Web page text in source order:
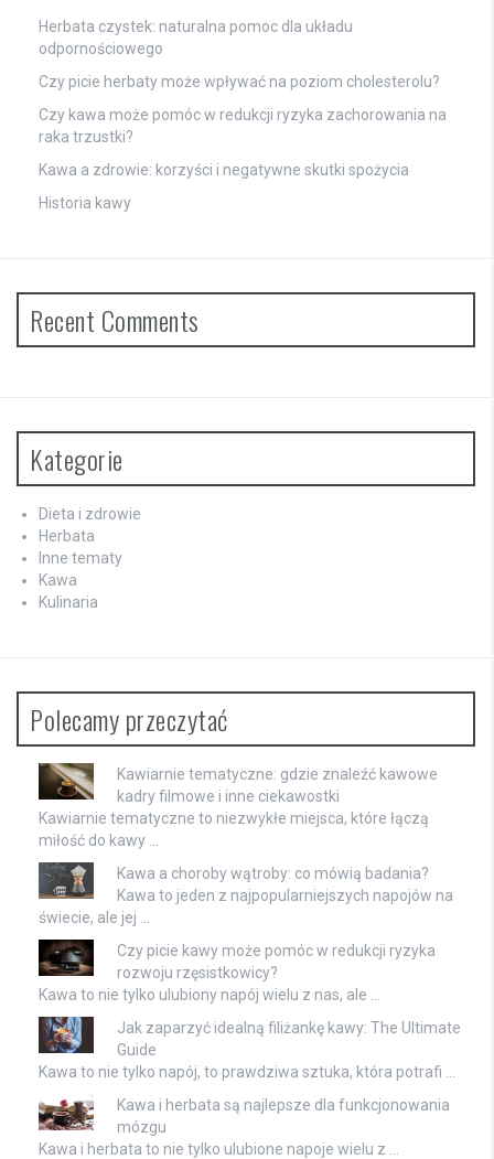
Herbata czystek: naturalna pomoc dla układu
odpornościowego
Czy picie herbaty może wpływać na poziom cholesterolu?
Czy kawa może pomóc w redukcji ryzyka zachorowania na
raka trzustki?
Kawa a zdrowie: korzyści i negatywne skutki spożycia
Historia kawy
Recent Comments
Kategorie
Dieta i zdrowie
Herbata
Inne tematy
Kawa
Kulinaria
Polecamy przeczytać
Kawiarnie tematyczne: gdzie znaleźć kawowe
kadry filmowe i inne ciekawostki
Kawiarnie tematyczne to niezwykłe miejsca, które łączą
miłość do kawy …
Kawa a choroby wątroby: co mówią badania?
Kawa to jeden z najpopularniejszych napojów na
świecie, ale jej …
Czy picie kawy może pomóc w redukcji ryzyka
rozwoju rzęsistkowicy?
Kawa to nie tylko ulubiony napój wielu z nas, ale …
Jak zaparzyć idealną filiżankę kawy: The Ultimate
Guide
Kawa to nie tylko napój, to prawdziwa sztuka, która potrafi …
Kawa i herbata są najlepsze dla funkcjonowania
mózgu
Kawa i herbata to nie tylko ulubione napoje wielu z …